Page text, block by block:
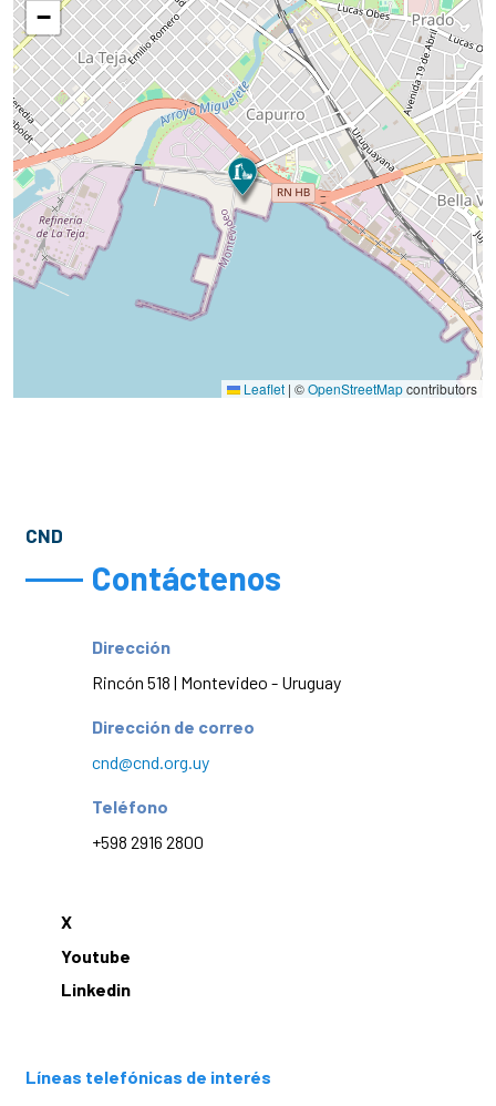
−
Leaflet | ©OpenStreetMapcontributors
CND
Contáctenos
Dirección
Rincón 518 | Montevideo - Uruguay
Dirección de correo
cnd@cnd.org.uy
Teléfono
+598 2916 2800
X
Youtube
Linkedin
Líneas telefónicas de interés